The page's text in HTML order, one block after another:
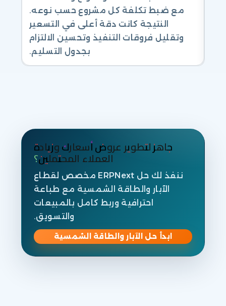
مع ضبط تكلفة كل مشروع حسب نوعه.
النتيجة كانت دقة أعلى في التسعير
وتقليل فروقات التنفيذ وتحسين الالتزام
بجدول التسليم.
جاهز لتطوير عروض أسعارك وزيادة
العملاء المحتملين؟
ننفذ لك حل ERPNext مخصص لقطاع
الآبار والطاقة الشمسية مع طباعة
احترافية وربط كامل بالمبيعات
والتسويق.
ابدأ حل الآبار والطاقة الشمسية